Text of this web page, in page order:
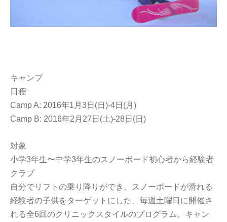
キャンプ
日程
Camp A: 2016年1月3日(日)-4日(月)
Camp B: 2016年2月27日(土)-28日(日)
対象
小学3年生〜中学3年生のスノーボード初心者から経験者
クラブ
自分でリフトの乗り降りができ、スノーボードが滑れる
経験者の子供をターゲットにした、毎週土曜日に開催さ
れる全6回のクリニックスタイルのプログラム。キャン